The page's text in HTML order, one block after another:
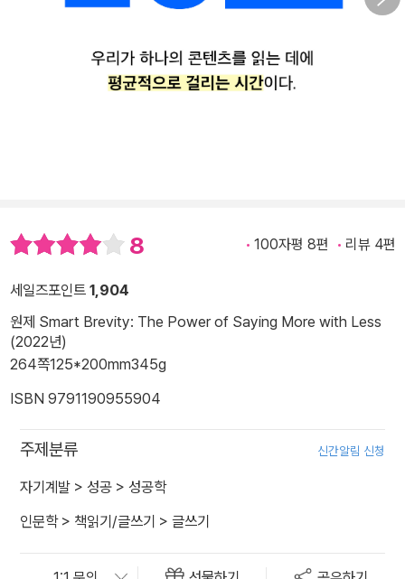
8 100자평 8편 리뷰 4편
세일즈포인트 1,904
원제 Smart Brevity: The Power of Saying More with Less
(2022년)
264쪽125*200mm345g
ISBN 9791190955904
주제분류 신간알림 신청
자기계발 > 성공 > 성공학
인문학> 책읽기/글쓰기 > 글쓰기